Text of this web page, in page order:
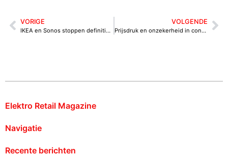
VORIGE
IKEA en Sonos stoppen definitief met gezamenlijke Symfonisk-speakers
VOLGENDE
Prijsdruk en onzekerheid in consumentenelektronica door geopolitieke spanningen
Elektro Retail Magazine
Navigatie
Recente berichten